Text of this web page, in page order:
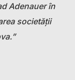
Adenauer în
societății